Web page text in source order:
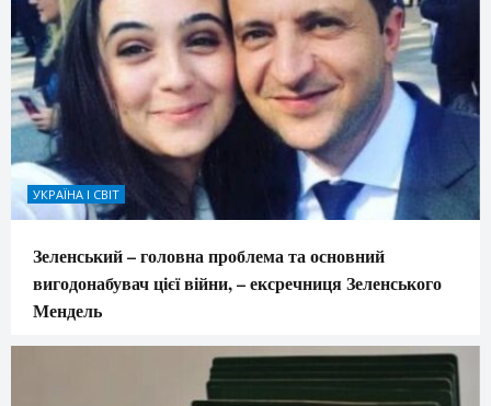
УКРАЇНА І СВІТ
Зеленський – головна проблема та основний
вигодонабувач цієї війни, – ексречниця Зеленського
Мендель